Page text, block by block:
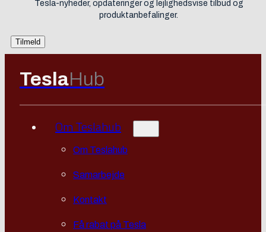
Tesla-nyheder, opdateringer og lejlighedsvise tilbud og
produktanbefalinger.
TeslaHub
Om Teslahub
Om Teslahub
Samarbejde
Kontakt
Få rabat på Tesla